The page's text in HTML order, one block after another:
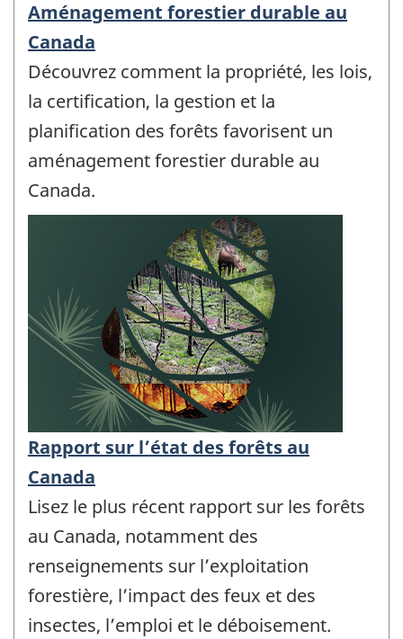
Aménagement forestier durable au
Canada
Découvrez comment la propriété, les lois,
la certification, la gestion et la
planification des forêts favorisent un
aménagement forestier durable au
Canada.
Rapport sur l’état des forêts au
Canada
Lisez le plus récent rapport sur les forêts
au Canada, notamment des
renseignements sur l’exploitation
forestière, l’impact des feux et des
insectes, l’emploi et le déboisement.